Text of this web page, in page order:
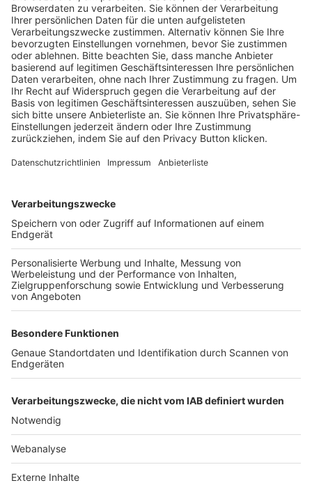
Trainerausbildung
Schulungsangebot Vereinsmitarbeiter
BFV-Geschäftsstellen
Trainerbörse
Login SpielPlus
FOLGE DEM BFV
TOP-VEREINE
TOP-PARTNER
Nutzungsbedingungen Datenschutz Impressum